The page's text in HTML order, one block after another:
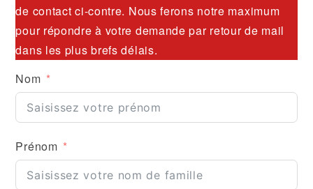
de contact ci-contre. Nous ferons notre maximum
pour répondre à votre demande par retour de mail
dans les plus brefs délais.
Nom
Prénom